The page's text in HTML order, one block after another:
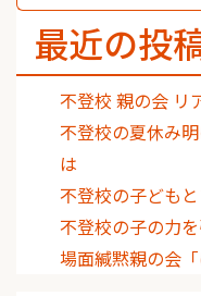
最近の投
不登校 親の会 リ
不登校の夏休み
は
不登校の子ども
不登校の子の力
場面緘黙親の会